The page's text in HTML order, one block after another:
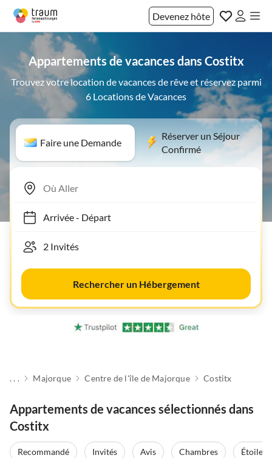
Devenez hôte
Appartements de vacances dans Costitx
Trouvez votre location de vacances de rêve et réservez parmi
6 Locations de Vacances
Faire une Demande
Réserver un Séjour
Confirmé
Arrivée- Départ
Rechercher un Hébergement
. . . Majorque Centre de l'île de Majorque Costitx
Appartements de vacances sélectionnés dans
Costitx
Recommandé Invités Avis Chambres
Étoiles